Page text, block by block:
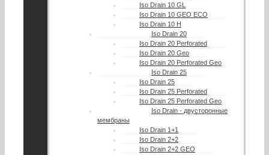
Iso Drain 10 GL
Iso Drain 10 GEO ECO
Iso Drain 10 H
Iso Drain 20
Iso Drain 20 Perforated
Iso Drain 20 Geo
Iso Drain 20 Perforated Geo
Iso Drain 25
Iso Drain 25
Iso Drain 25 Perforated
Iso Drain 25 Perforated Geo
Iso Drain - двусторонные
мембраны
Iso Drain 1+1
Iso Drain 2+2
Iso Drain 2+2 GEO